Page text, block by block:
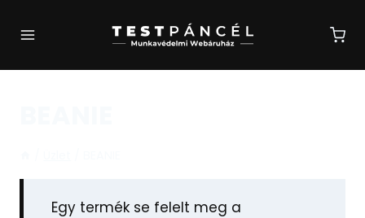
Egy termék se felelt meg a